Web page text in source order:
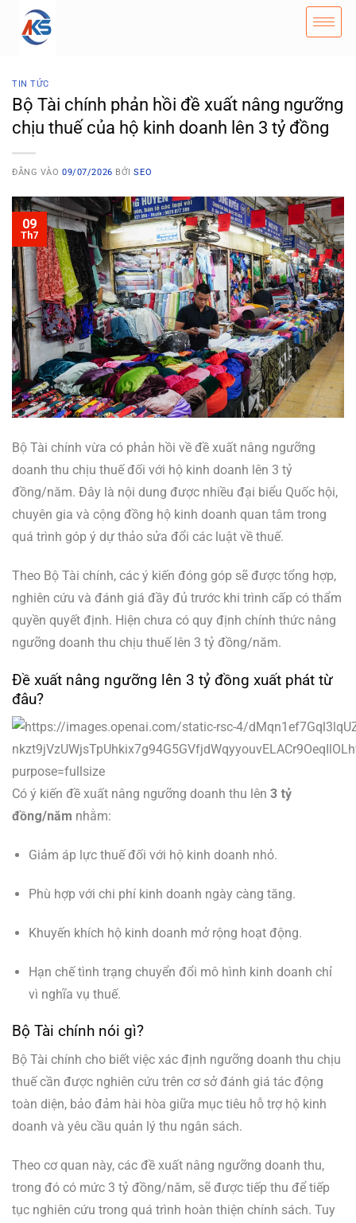
TIN TỨC
Bộ Tài chính phản hồi đề xuất nâng ngưỡng
chịu thuế của hộ kinh doanh lên 3 tỷ đồng
ĐĂNG VÀO09/07/2026 BỞISEO
09
Th7
Bộ Tài chính vừa có phản hồi về đề xuất nâng ngưỡng
doanh thu chịu thuế đối với hộ kinh doanh lên 3 tỷ
đồng/năm. Đây là nội dung được nhiều đại biểu Quốc hội,
chuyên gia và cộng đồng hộ kinh doanh quan tâm trong
quá trình góp ý dự thảo sửa đổi các luật về thuế.
Theo Bộ Tài chính, các ý kiến đóng góp sẽ được tổng hợp,
nghiên cứu và đánh giá đầy đủ trước khi trình cấp có thẩm
quyền quyết định. Hiện chưa có quy định chính thức nâng
ngưỡng doanh thu chịu thuế lên 3 tỷ đồng/năm.
Đề xuất nâng ngưỡng lên 3 tỷ đồng xuất phát từ
đâu?
Có ý kiến đề xuất nâng ngưỡng doanh thu lên 3 tỷ
đồng/năm nhằm:
Giảm áp lực thuế đối với hộ kinh doanh nhỏ.
Phù hợp với chi phí kinh doanh ngày càng tăng.
Khuyến khích hộ kinh doanh mở rộng hoạt động.
Hạn chế tình trạng chuyển đổi mô hình kinh doanh chỉ
vì nghĩa vụ thuế.
Bộ Tài chính nói gì?
Bộ Tài chính cho biết việc xác định ngưỡng doanh thu chịu
thuế cần được nghiên cứu trên cơ sở đánh giá tác động
toàn diện, bảo đảm hài hòa giữa mục tiêu hỗ trợ hộ kinh
doanh và yêu cầu quản lý thu ngân sách.
Theo cơ quan này, các đề xuất nâng ngưỡng doanh thu,
trong đó có mức 3 tỷ đồng/năm, sẽ được tiếp thu để tiếp
tục nghiên cứu trong quá trình hoàn thiện chính sách. Tuy